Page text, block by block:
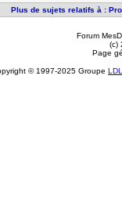
Plus de sujets relatifs à :
Forum
(c)
Page
© 1997-2025 Groupe